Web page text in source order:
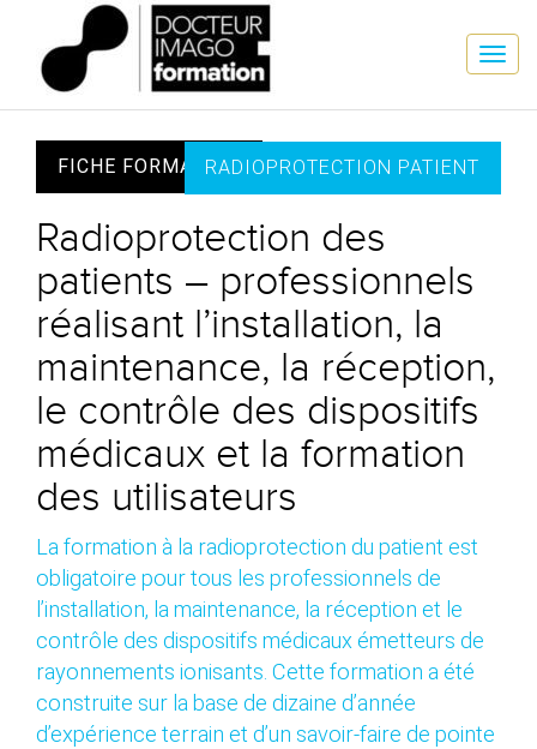
FICHE FORMATIONRADIOPROTECTION PATIENT
Radioprotection des
patients – professionnels
réalisant l’installation, la
maintenance, la réception,
le contrôle des dispositifs
médicaux et la formation
des utilisateurs
La formation à la radioprotection du patient est
obligatoire pour tous les professionnels de
l’installation, la maintenance, la réception et le
contrôle des dispositifs médicaux émetteurs de
rayonnements ionisants. Cette formation a été
construite sur la base de dizaine d’année
d’expérience terrain et d’un savoir-​faire de pointe